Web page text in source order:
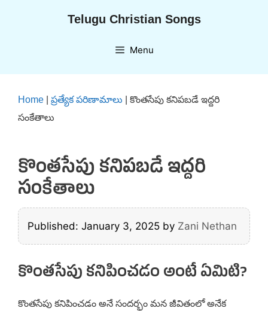
Telugu Christian Songs
Menu
Home ప్రత్యేక పరిణామాలు
కొంతసేపు కనిపబడే ఇద్దరి
సంకేతాలు
కొంతసేపు కనిపబడే ఇద్దరి
సంకేతాలు
Published: January 3, 2025 by Zani Nethan
కొంతసేపు కనిపించడం అంటే ఏమిటి?
కొంతసేపు కనిపించడం అనే సందర్భం మన జీవితంలో అనేక